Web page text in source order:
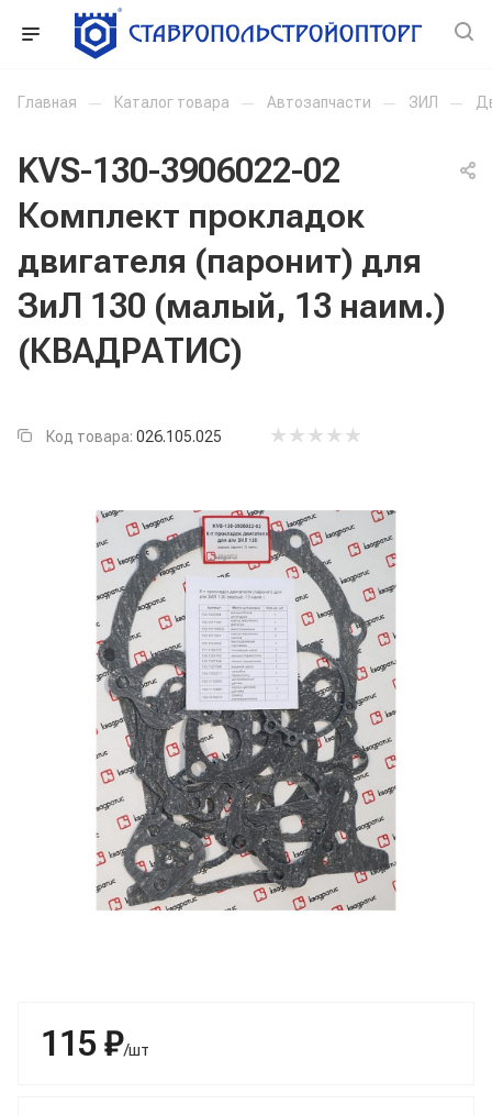
Главная — Каталог товара — Автозапчасти — ЗИЛ —
KVS-130-3906022-02
Комплект прокладок
двигателя (паронит) для
ЗиЛ 130 (малый, 13 наим.)
(КВАДРАТИС)
Код товара: 026.105.025
115 ₽/шт